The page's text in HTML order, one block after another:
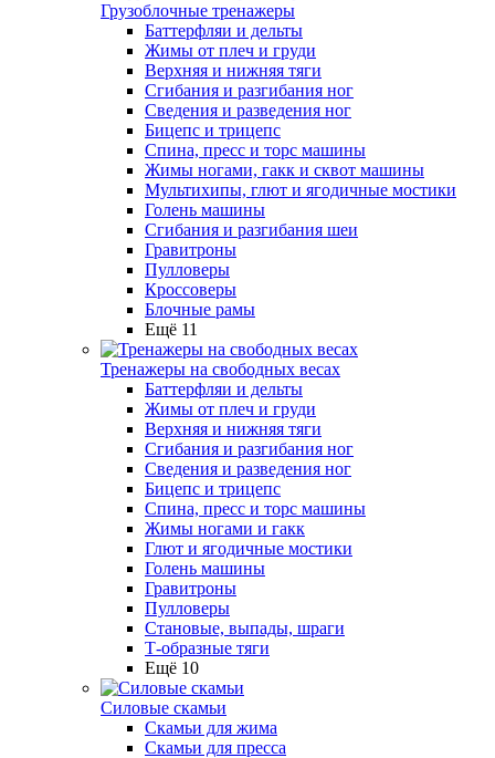
Грузоблочные тренажеры
Баттерфляи и дельты
Жимы от плеч и груди
Верхняя и нижняя тяги
Сгибания и разгибания ног
Сведения и разведения ног
Бицепс и трицепс
Спина, пресс и торс машины
Жимы ногами, гакк и сквот машины
Мультихипы, глют и ягодичные мостики
Голень машины
Сгибания и разгибания шеи
Гравитроны
Пулловеры
Кроссоверы
Блочные рамы
Ещё 11
Тренажеры на свободных весах
Баттерфляи и дельты
Жимы от плеч и груди
Верхняя и нижняя тяги
Сгибания и разгибания ног
Сведения и разведения ног
Бицепс и трицепс
Спина, пресс и торс машины
Жимы ногами и гакк
Глют и ягодичные мостики
Голень машины
Гравитроны
Пулловеры
Становые, выпады, шраги
Т-образные тяги
Ещё 10
Силовые скамьи
Скамьи для жима
Скамьи для пресса